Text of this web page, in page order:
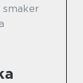
smaker